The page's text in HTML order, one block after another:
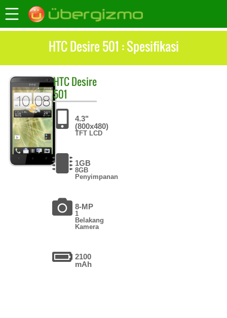
HTC Desire 501 : Spesifikasi
HTCDesire
501
4.3"
(800x480)
TFT LCD
1GB
8GB
Penyimpanan
8-MP
1
Belakang
Kamera
2100
mAh